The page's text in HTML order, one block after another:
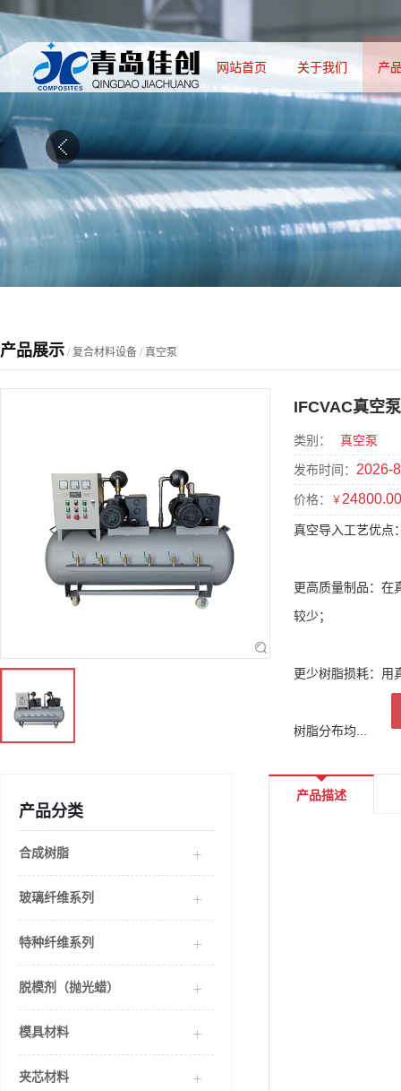
网站首页 关于我们 产
产品展示 / 复合材料设备 / 真空泵
IFCVAC真空
类别： 真空泵
发布时间： 2026-
价格： ￥ 24800.00
真空导入工艺优点
更高质量制品：在
较少；
更少树脂损耗：用
树脂分布均...
产品分类
合成树脂
玻璃纤维系列
特种纤维系列
脱模剂（抛光蜡）
模具材料
夹芯材料
产品描述